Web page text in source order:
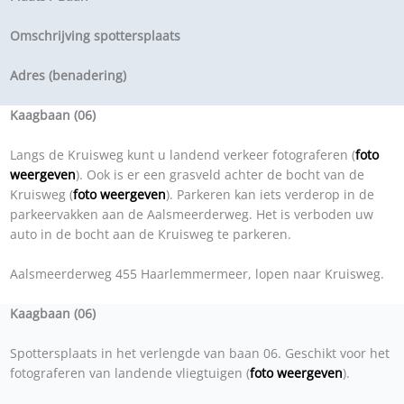
Omschrijving spottersplaats
Adres (benadering)
Kaagbaan (06)
Langs de Kruisweg kunt u landend verkeer fotograferen (foto
weergeven). Ook is er een grasveld achter de bocht van de
Kruisweg (foto weergeven). Parkeren kan iets verderop in de
parkeervakken aan de Aalsmeerderweg. Het is verboden uw
auto in de bocht aan de Kruisweg te parkeren.
Aalsmeerderweg 455 Haarlemmermeer, lopen naar Kruisweg.
Kaagbaan (06)
Spottersplaats in het verlengde van baan 06. Geschikt voor het
fotograferen van landende vliegtuigen (foto weergeven).